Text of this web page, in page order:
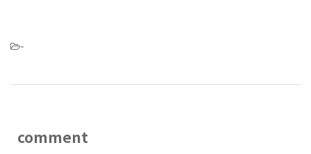
-
comment